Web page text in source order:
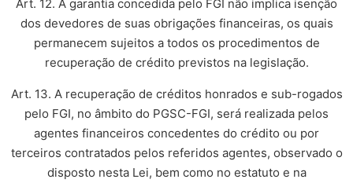
Art. 12. A garantia concedida pelo FGI não implica isenção
dos devedores de suas obrigações financeiras, os quais
permanecem sujeitos a todos os procedimentos de
recuperação de crédito previstos na legislação.
Art. 13. A recuperação de créditos honrados e sub-rogados
pelo FGI, no âmbito do PGSC-FGI, será realizada pelos
agentes financeiros concedentes do crédito ou por
terceiros contratados pelos referidos agentes, observado o
disposto nesta Lei, bem como no estatuto e na